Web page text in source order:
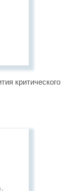
критического